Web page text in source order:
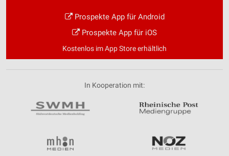
Prospekte App für Android
Prospekte App für iOS
Kostenlos im App Store erhältlich
In Kooperation mit: